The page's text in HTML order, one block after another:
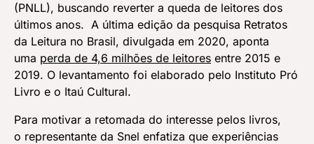
(PNLL), buscando reverter a queda de leitores dos
últimos anos. A última edição da pesquisa Retratos
da Leitura no Brasil, divulgada em 2020, aponta
uma perda de 4,6 milhões de leitores entre 2015 e
2019. O levantamento foi elaborado pelo Instituto Pró
Livro e o Itaú Cultural.
Para motivar a retomada do interesse pelos livros,
o representante da Snel enfatiza que experiências